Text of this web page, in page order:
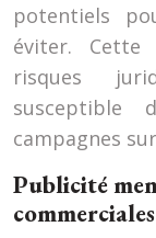
potentiels
éviter. Cette
risques
susceptible
campagnes
Publicité